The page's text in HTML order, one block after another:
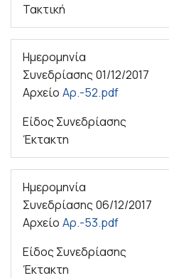
Τακτική
Ημερομηνία
Συνεδρίασης 01/12/2017
Αρχείο Αρ.-52.pdf
Είδος Συνεδρίασης
Έκτακτη
Ημερομηνία
Συνεδρίασης 06/12/2017
Αρχείο Αρ.-53.pdf
Είδος Συνεδρίασης
Έκτακτη